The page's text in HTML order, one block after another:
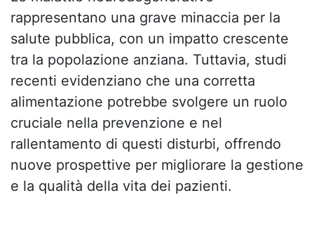
rappresentano una grave minaccia per la
salute pubblica, con un impatto crescente
tra la popolazione anziana. Tuttavia, studi
recenti evidenziano che una corretta
alimentazione potrebbe svolgere un ruolo
cruciale nella prevenzione e nel
rallentamento di questi disturbi, offrendo
nuove prospettive per migliorare la gestione
e la qualità della vita dei pazienti.